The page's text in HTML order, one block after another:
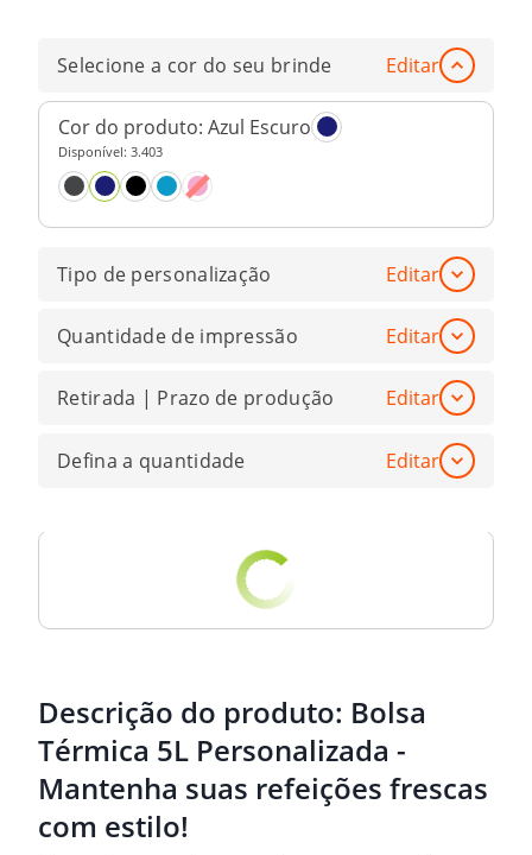
Selecione a cor do seu brinde Editar
Cor do produto: Azul Escuro
Disponível: 3.403
Tipo de personalização Editar
Quantidade de impressão Editar
Retirada | Prazo de produção Editar
Defina a quantidade Editar
Descrição do produto: Bolsa
Térmica 5L Personalizada -
Mantenha suas refeições frescas
com estilo!